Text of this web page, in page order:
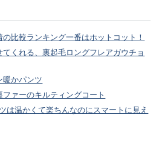
比較ランキング一番はホットコット！
くれる、裏起毛ロングフレアガウチョ
暖かパンツ
ァーのキルティングコート
は温かくて楽ちんなのにスマートに見え